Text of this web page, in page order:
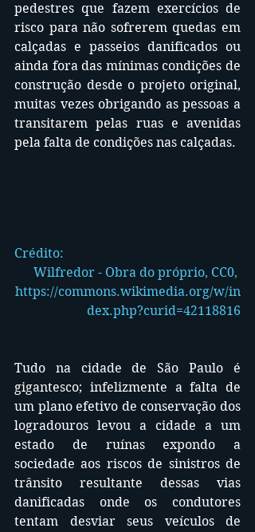
pedestres que fazem exercícios de
risco para não sofrerem quedas em
calçadas e passeios danificados ou
ainda fora das mínimas condições de
construção desde o projeto original,
muitas vezes obrigando as pessoas a
transitarem pelas ruas e avenidas
pela falta de condições nas calçadas.
Crédito:
Wilfredor - Obra do próprio, CC0,
https://commons.wikimedia.org/w/in
dex.php?curid=42118816
Tudo na cidade de São Paulo é
gigantesco; infelizmente a falta de
um plano efetivo de conservação dos
logradouros levou a cidade a um
estado de ruínas expondo a
sociedade aos riscos de sinistros de
trânsito resultante dessas vias
danificadas onde os condutores
tentam desviar seus veículos de